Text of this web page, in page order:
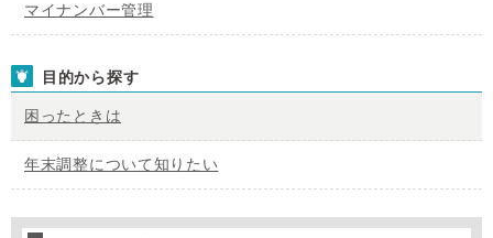
マイナンバー管理
目的から探す
困ったときは
年末調整について知りたい